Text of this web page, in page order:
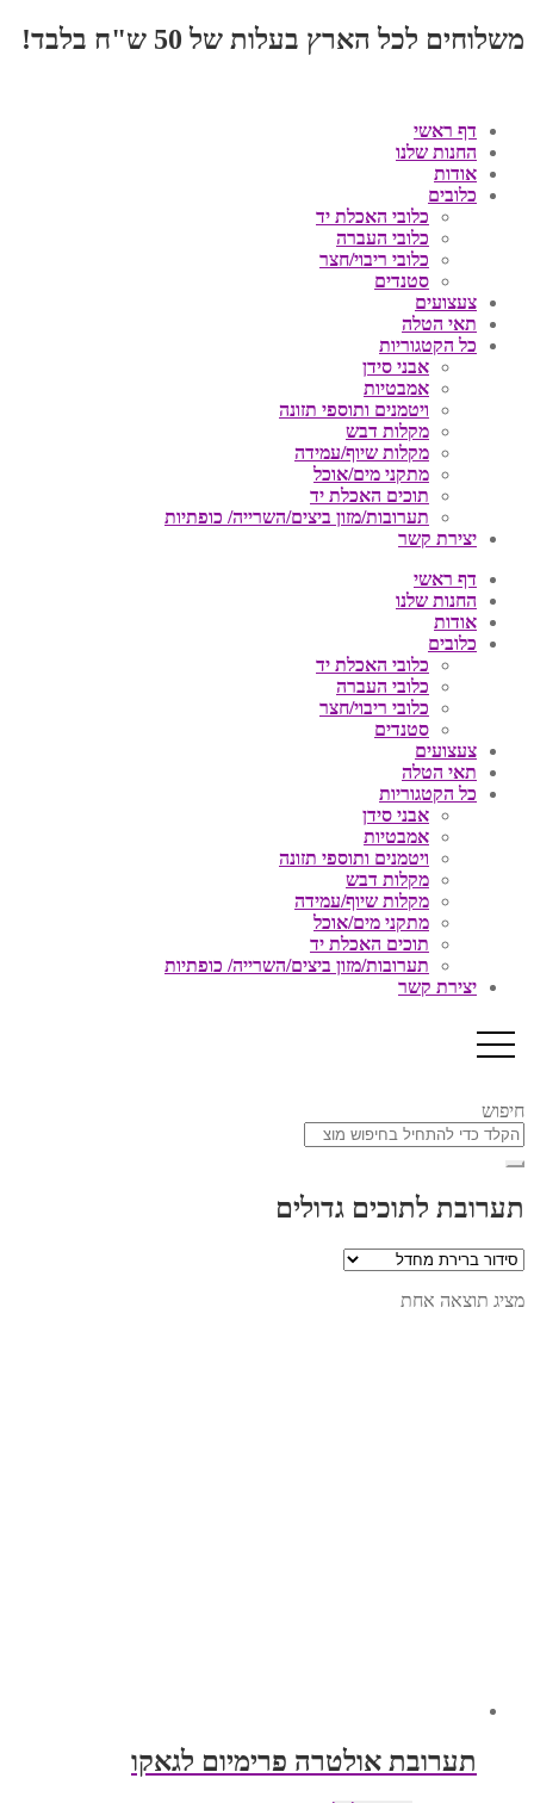
משלוחים לכל הארץ בעלות של 50 ש"ח בלבד!
דף ראשי
החנות שלנו
אודות
כלובים
כלובי האכלת יד
כלובי העברה
כלובי ריבוי/חצר
סטנדים
צעצועים
תאי הטלה
כל הקטגוריות
אבני סידן
אמבטיות
ויטמנים ותוספי תזונה
מקלות דבש
מקלות שיוף/עמידה
מתקני מים/אוכל
תוכים האכלת יד
תערובות/מזון ביצים/השרייה/ כופתיות
יצירת קשר
דף ראשי
החנות שלנו
אודות
כלובים
כלובי האכלת יד
כלובי העברה
כלובי ריבוי/חצר
סטנדים
צעצועים
תאי הטלה
כל הקטגוריות
אבני סידן
אמבטיות
ויטמנים ותוספי תזונה
מקלות דבש
מקלות שיוף/עמידה
מתקני מים/אוכל
תוכים האכלת יד
תערובות/מזון ביצים/השרייה/ כופתיות
יצירת קשר
חיפוש
תערובת לתוכים גדולים
מציג תוצאה אחת
תערובת אולטרה פרימיום לגאקו